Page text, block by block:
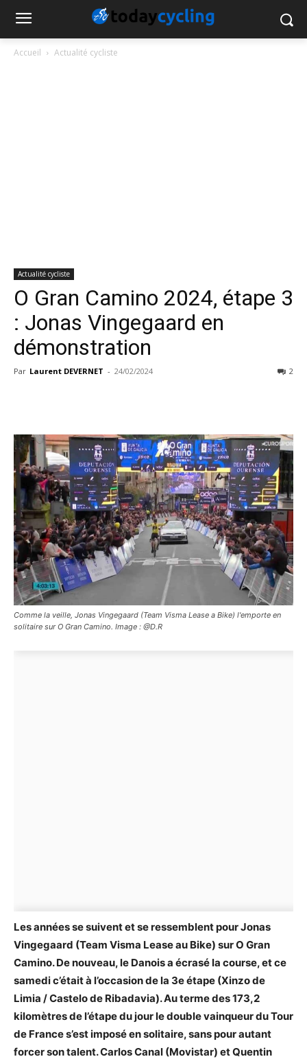
Accueil Actualité cycliste
Actualité cycliste
O Gran Camino 2024, étape 3
: Jonas Vingegaard en
démonstration
Par Laurent DEVERNET - 24/02/2024 2
Comme la veille, Jonas Vingegaard (Team Visma Lease a Bike) l'emporte en
solitaire sur O Gran Camino. Image : @D.R
Les années se suivent et se ressemblent pour Jonas
Vingegaard (Team Visma Lease au Bike) sur O Gran
Camino. De nouveau, le Danois a écrasé la course, et ce
samedi c’était à l’occasion de la 3e étape (Xinzo de
Limia / Castelo de Ribadavia). Au terme des 173,2
kilomètres de l’étape du jour le double vainqueur du Tour
de France s’est imposé en solitaire, sans pour autant
forcer son talent. Carlos Canal (Movistar) et Quentin